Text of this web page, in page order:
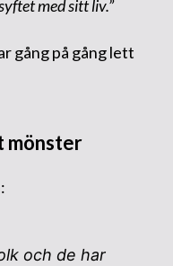
med sitt liv.”
gång på gång lett
mönster
och de har